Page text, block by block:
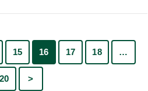
15 16 17 18 …
20 >